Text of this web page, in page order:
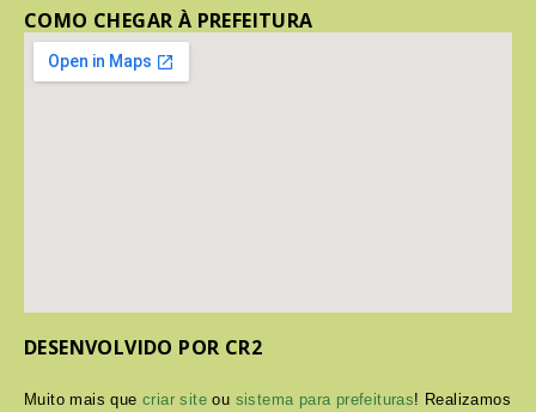
COMO CHEGAR À PREFEITURA
DESENVOLVIDO POR CR2
Muito mais quecriar site ou sistema para prefeituras! Realizamos